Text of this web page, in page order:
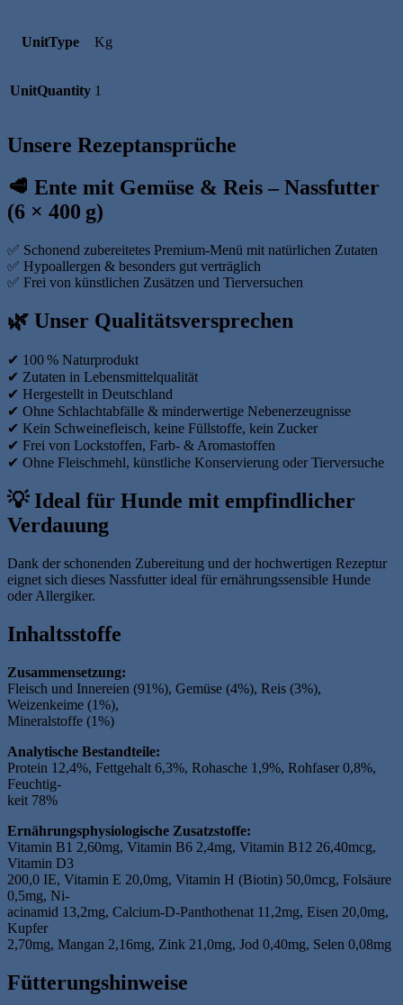
UnitType Kg
UnitQuantity 1
Unsere Rezeptansprüche
🥩 Ente mit Gemüse & Reis – Nassfutter
(6 × 400 g)
✅ Schonend zubereitetes Premium-Menü mit natürlichen Zutaten
✅ Hypoallergen & besonders gut verträglich
✅ Frei von künstlichen Zusätzen und Tierversuchen
🌿 Unser Qualitätsversprechen
✔ 100 % Naturprodukt
✔ Zutaten in Lebensmittelqualität
✔ Hergestellt in Deutschland
✔ Ohne Schlachtabfälle & minderwertige Nebenerzeugnisse
✔ Kein Schweinefleisch, keine Füllstoffe, kein Zucker
✔ Frei von Lockstoffen, Farb- & Aromastoffen
✔ Ohne Fleischmehl, künstliche Konservierung oder Tierversuche
💡 Ideal für Hunde mit empfindlicher
Verdauung
Dank der schonenden Zubereitung und der hochwertigen Rezeptur
eignet sich dieses Nassfutter ideal für ernährungssensible Hunde
oder Allergiker.
Inhaltsstoffe
Zusammensetzung:
Fleisch und Innereien (91%), Gemüse (4%), Reis (3%),
Weizenkeime (1%),
Mineralstoffe (1%)
Analytische Bestandteile:
Protein 12,4%, Fettgehalt 6,3%, Rohasche 1,9%, Rohfaser 0,8%,
Feuchtig-
keit 78%
Ernährungsphysiologische Zusatzstoffe:
Vitamin B1 2,60mg, Vitamin B6 2,4mg, Vitamin B12 26,40mcg,
Vitamin D3
200,0 IE, Vitamin E 20,0mg, Vitamin H (Biotin) 50,0mcg, Folsäure
0,5mg, Ni-
acinamid 13,2mg, Calcium-D-Panthothenat 11,2mg, Eisen 20,0mg,
Kupfer
2,70mg, Mangan 2,16mg, Zink 21,0mg, Jod 0,40mg, Selen 0,08mg
Fütterungshinweise